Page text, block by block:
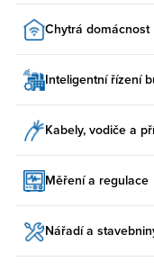
Chytrá domácnost
Inteligentní řízení
Kabely, vodiče a
Měření a regulace
Nářadí a